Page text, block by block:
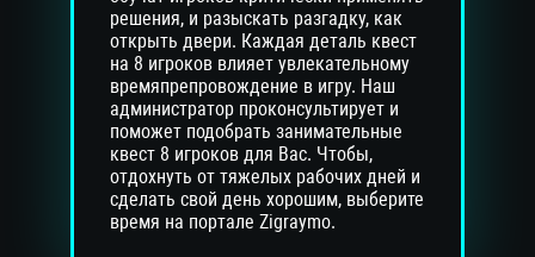
решения, и разыскать разгадку, как
открыть двери. Каждая деталь квест
на 8 игроков влияет увлекательному
времяпрепровождение в игру. Наш
администратор проконсультирует и
поможет подобрать занимательные
квест 8 игроков для Вас. Чтобы,
отдохнуть от тяжелых рабочих дней и
сделать свой день хорошим, выберите
время на портале Zigraymo.